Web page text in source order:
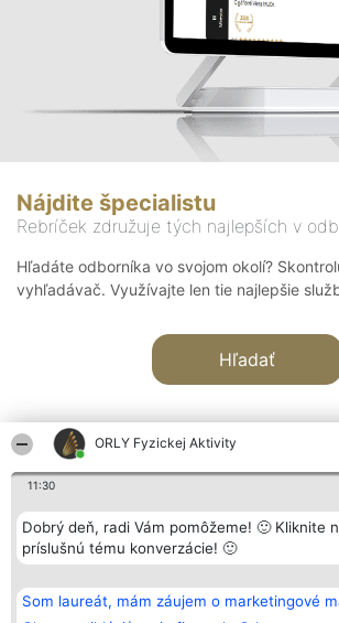
ORLY Fyzickej Aktivity
11:30
Dobrý deň, radi Vám pomôžeme! 🙂 Kliknite
príslušnú tému konverzácie! 🙂
Som laureát, mám záujem o marketingové
Nájdite špecialistu
Rebríček združuje tých najlepších v
Hľadáte odborníka vo svojom okolí?
vyhľadávač. Využívajte len tie najlepšie
Hľadať
Organizátor hodnotenia
Bright Side Solutions sp. z o.
o. sp. k.
Wrocław 50-079
KRS 0000749100 | Regon
381313360 | NIP 8943132676
Hodnotenie
Laureáti
Lista
Laureatów
Podmienky
Obchodné